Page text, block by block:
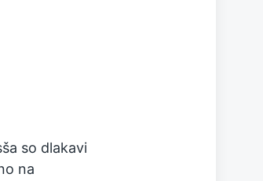
so dlakavi
na